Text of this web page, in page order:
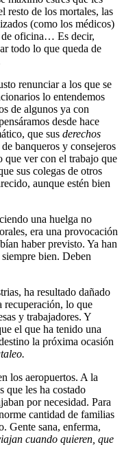
resto de los mortales, las
(como los médicos)
de oficina… Es decir,
todo lo que queda de
renunciar a los que se
lo entendemos
de algunos ya con
desde hace
que sus derechos
banqueros y consejeros
que ver con el trabajo que
sus colegas de otros
aunque estén bien
una huelga no
era una provocación
haber previsto. Ya han
bien. Deben
ha resultado dañado
recuperación, lo que
y trabajadores. Y
el que ha tenido una
la próxima ocasión
los aeropuertos. A la
que les ha costado
por necesidad. Para
cantidad de familias
Gente sana, enferma,
cuando quieren, que